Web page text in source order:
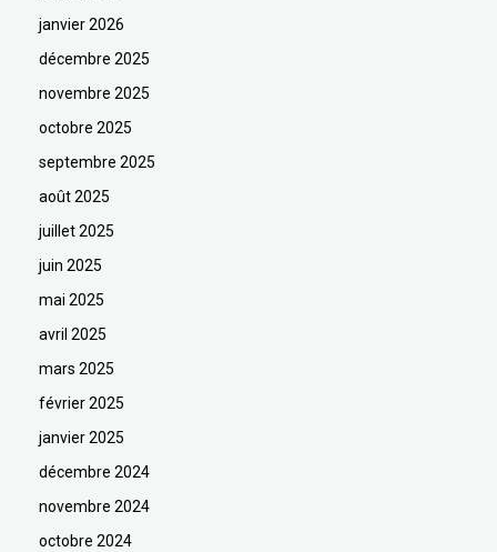
janvier 2026
décembre 2025
novembre 2025
octobre 2025
septembre 2025
août 2025
juillet 2025
juin 2025
mai 2025
avril 2025
mars 2025
février 2025
janvier 2025
décembre 2024
novembre 2024
octobre 2024